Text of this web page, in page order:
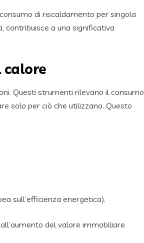
di riscaldamento per singola
contribuisce a una significativa
calore
Questi strumenti rilevano il consumo
solo per ciò che utilizzano. Questo
sull’efficienza energetica).
del valore immobiliare